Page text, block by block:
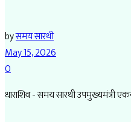
byसमय सारथी
May 15, 2026
0
धाराशिव - समय सारथी उपमुख्यमंत्री